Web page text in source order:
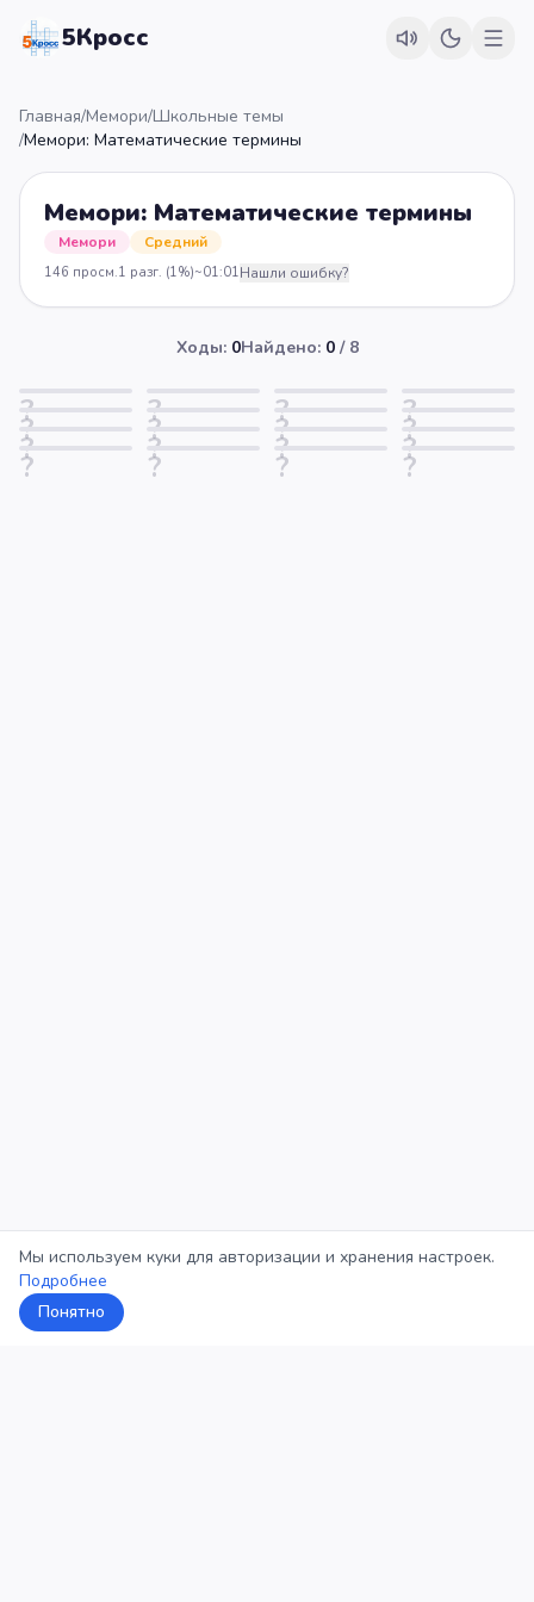
5Кросс
Главная/Мемори/Школьные темы
/Мемори: Математические термины
Мемори: Математические термины
Мемори Средний
146 просм.1 разг. (1%)~01:01Нашли ошибку?
Ходы: 0Найдено: 0/ 8
? ? ? ?
? ? ? ?
? ? ? ?
? ? ? ?
Мы используем куки для авторизации и хранения настроек.
Подробнее
Понятно